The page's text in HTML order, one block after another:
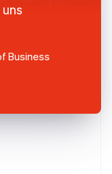
Business